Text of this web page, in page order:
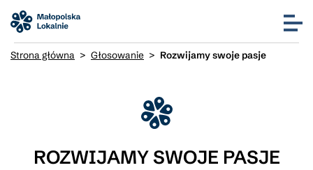
Strona główna > Głosowanie > Rozwijamy swoje pasje
ROZWIJAMY SWOJE PASJE